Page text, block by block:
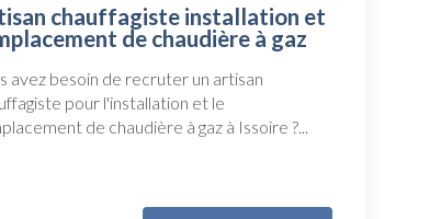
chauffagiste installation et
de chaudière à gaz
avez besoin de recruter un artisan
pour l'installation et le
de chaudière à gaz à Issoire ?...